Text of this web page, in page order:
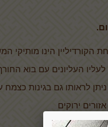
הקורדיליין הינו מותיקי
לעליו העליונים עם בוא
לראותו גם בגינות
ירוקים